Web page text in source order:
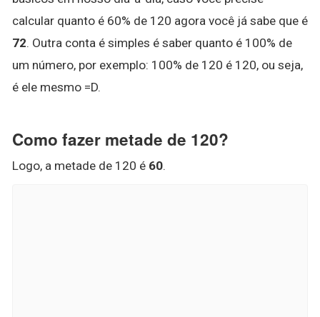
calcular quanto é 60% de 120 agora você já sabe que é
72. Outra conta é simples é saber quanto é 100% de
um número, por exemplo: 100% de 120 é 120, ou seja,
é ele mesmo =D.
Como fazer metade de 120?
Logo, a metade de 120 é 60.